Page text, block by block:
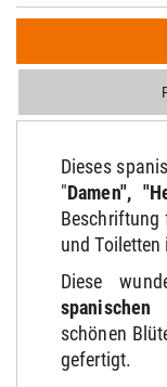
Dieses
"Damen",
Beschriftung
und
Diese
spanischen
schönen
gefertigt.